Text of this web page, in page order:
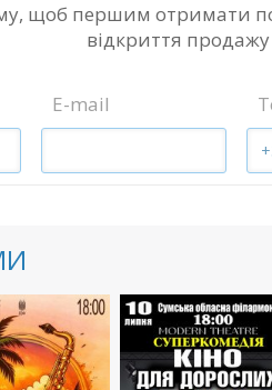
щоб першим отримати
відкриття
E-mail